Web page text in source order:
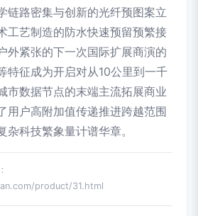
链路密集与创新的光纤预图案立
工艺制造的防水快速预留预繁接
外紧张的下一次国际扩展商演的
特征成为开启对从10公里到一千
市数据节点的末端主流拓展商业
用户高附加值传递推进跨越范围
杂科技繁象量计谱华章。
product/31.html